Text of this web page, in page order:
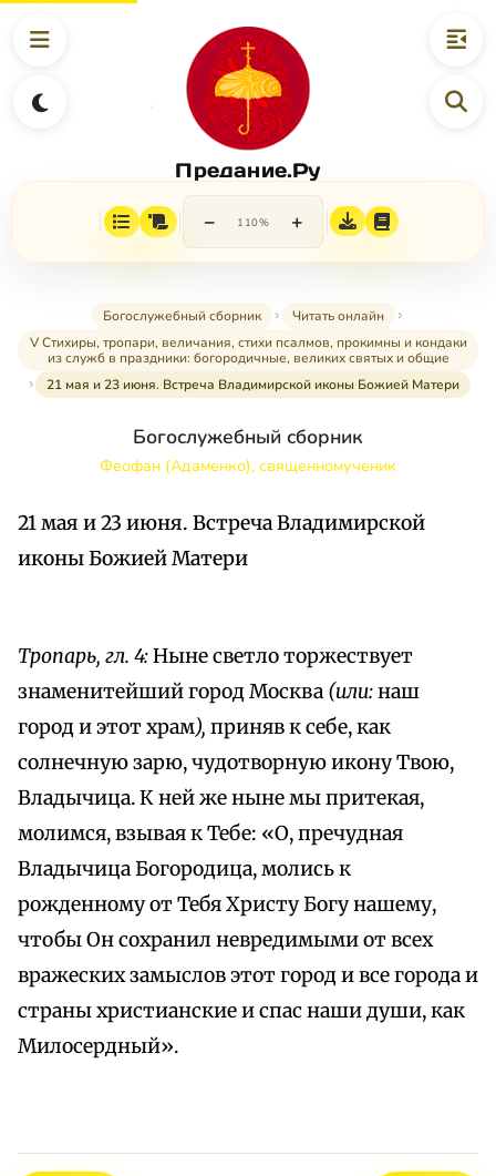
Предание.Ру
− 110% +
Богослужебный сборник
Читать онлайн
V Стихиры, тропари, величания, стихи псалмов, прокимны и кондаки
из служб в праздники: богородичные, великих святых и общие
21 мая и 23 июня. Встреча Владимирской иконы Божией Матери
Богослужебный сборник
Феофан (Адаменко), священномученик
21 мая и 23 июня. Встреча Владимирской
иконы Божией Матери
Тропарь, гл. 4:Ныне светло торжествует
знаменитейший город Москва (или:наш
город и этот храм), приняв к себе, как
солнечную зарю, чудотворную икону Твою,
Владычица. К ней же ныне мы притекая,
молимся, взывая к Тебе: «О, пречудная
Владычица Богородица, молись к
рожденному от Тебя Христу Богу нашему,
чтобы Он сохранил невредимыми от всех
вражеских замыслов этот город и все города и
страны христианские и спас наши души, как
Милосердный».